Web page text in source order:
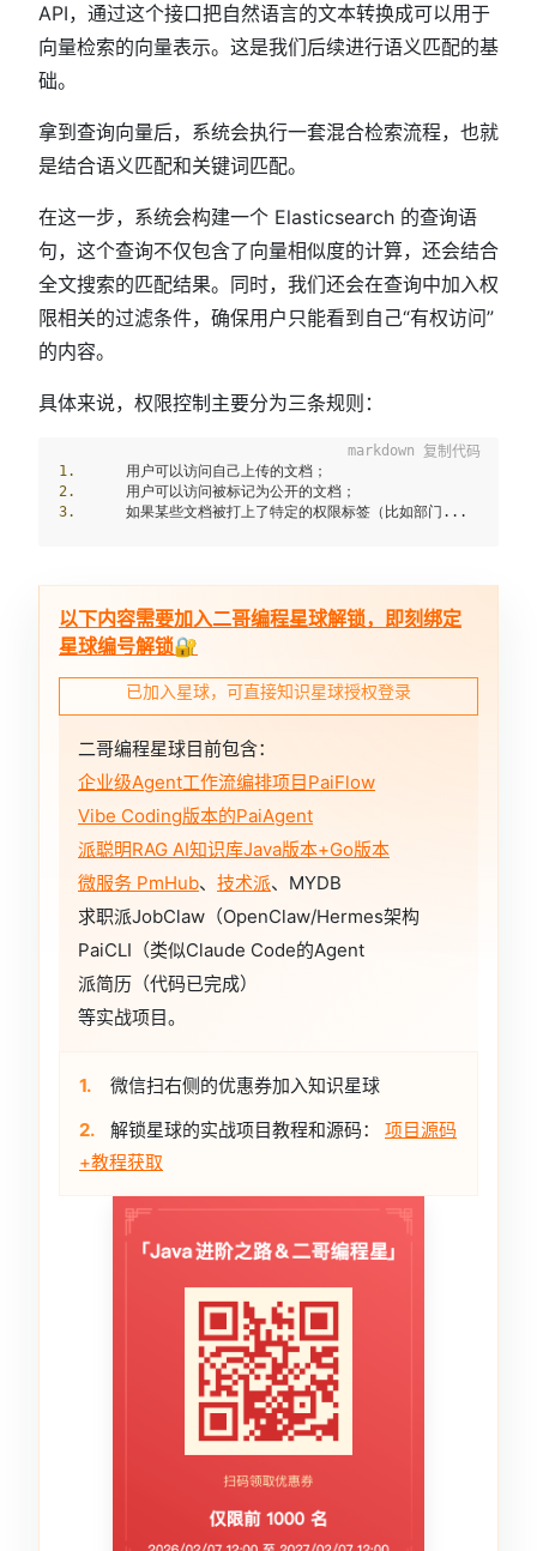
API，通过这个接口把自然语言的文本转换成可以用于
向量检索的向量表示。这是我们后续进行语义匹配的基
础。
拿到查询向量后，系统会执行一套混合检索流程，也就
是结合语义匹配和关键词匹配。
在这一步，系统会构建一个 Elasticsearch 的查询语
句，这个查询不仅包含了向量相似度的计算，还会结合
全文搜索的匹配结果。同时，我们还会在查询中加入权
限相关的过滤条件，确保用户只能看到自己“有权访问”
的内容。
具体来说，权限控制主要分为三条规则：
1.
2.
3.
	如果某些文档被打上了特定的权限标签（比如部门...
复制代码
以下内容需要加入二哥编程星球解锁，即刻绑定
星球编号解锁🔐
已加入星球，可直接知识星球授权登录
二哥编程星球目前包含：
企业级Agent工作流编排项目PaiFlow
Vibe Coding版本的PaiAgent
派聪明RAG AI知识库Java版本+Go版本
微服务 PmHub、 技术派、MYDB
求职派JobClaw（OpenClaw/Hermes架构
PaiCLI（类似Claude Code的Agent
派简历（代码已完成）
等实战项目。
1.
微信扫右侧的优惠券加入知识星球
2.
解锁星球的实战项目教程和源码： 项目源码
+教程获取